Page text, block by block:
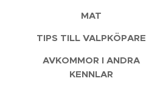
MAT
TIPS TILL VALPKÖPARE
AVKOMMOR I ANDRA
KENNLAR